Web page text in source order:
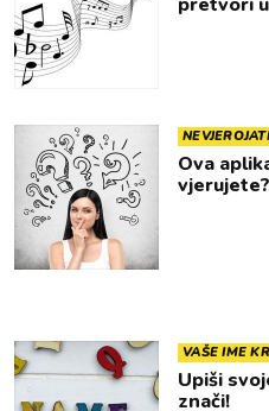
Ova
VAŠE IME
Upiši
znači!